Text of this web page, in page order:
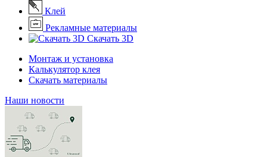
Клей
Рекламные материалы
Скачать 3D
Монтаж и установка
Калькулятор клея
Скачать материалы
Наши новости